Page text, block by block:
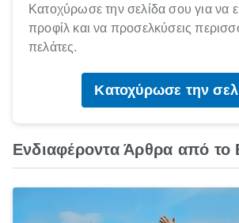
Κατοχύρωσε την σελίδα σου για να
προφίλ και να προσελκύσεις
πελάτες.
Κατοχύρωσε την
Ενδιαφέροντα Άρθρα από το